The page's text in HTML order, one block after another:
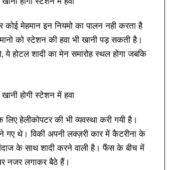
मेहमान इन नियमो का पालन नही करता है
को स्टेशन की हवा भी खानी पड़ सकती है।
होटल शादी का मेन समारोह स्थल होगा जबकि
हेलीकोपटर की भी व्यवस्था करी गयी है।
गए थे। विकी अपनी लक्ज़री कार में कैटरीना के
के साथ शादी करने वाली है। फैंस के बीच में
नजर लगाकर बैठे हैं।